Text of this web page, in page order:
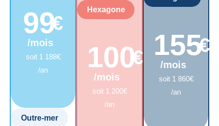
99€
/mois
soit 1 188€
/an
Outre-mer
Hexagone
100€
/mois
soit 1 200€
/an
155€
/mois
soit 1 860€
/an